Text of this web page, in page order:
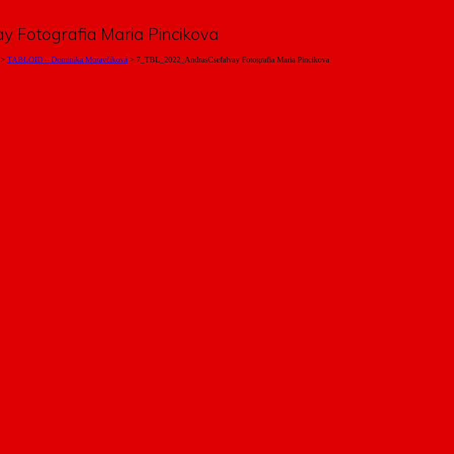
Fotografia Maria Pincikova
> TABLOID – Dominika Moravčíková > 7_TBL_2022_AndrasCsefalvay Fotografia Maria Pincikova